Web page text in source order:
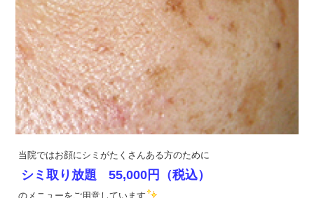
当院ではお顔にシミがたくさんある方のために
シミ取り放題 55,000円（税込）
のメニューをご用意しています